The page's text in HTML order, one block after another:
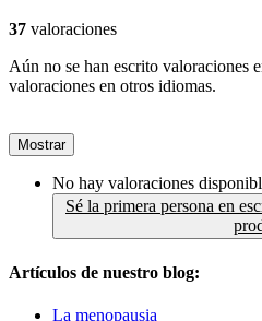
37 valoraciones
Aún no se han escrito valoraciones
valoraciones en otros idiomas.
Mostrar
No hay valoraciones
Sé la primera persona en
Artículos de nuestro blog:
La menopausia